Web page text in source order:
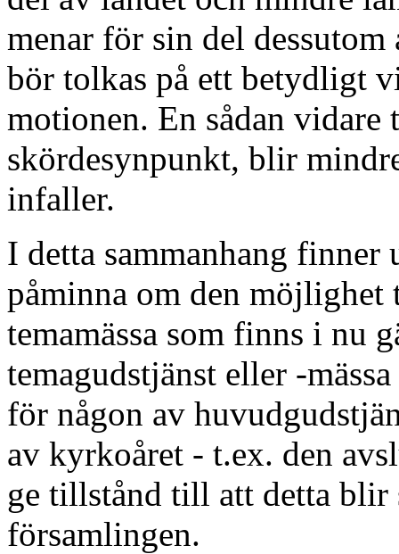
menar för sin del
bör tolkas på ett betydligt
motionen. En sådan
skördesynpunkt, blir
infaller.
I detta sammanhang finner
påminna om den möjlighet
temamässa som finns i nu
temagudstjänst eller -
för någon av
av kyrkoåret - t.ex. den
ge tillstånd till att detta blir
församlingen.